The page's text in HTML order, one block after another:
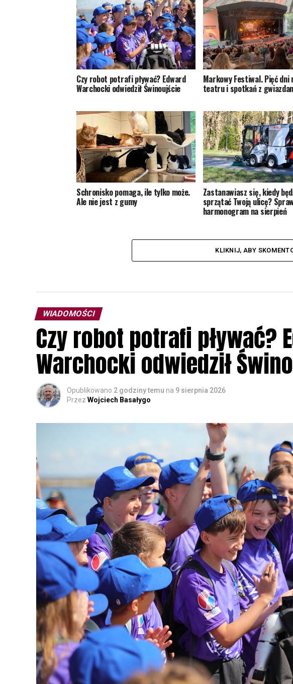
Czy robot potrafi pływać? Edward
Warchocki odwiedził Świnoujście
Markowy Festiwal. Pięć dni
teatru i spotkań z
Schronisko pomaga, ile tylko może.
Ale nie jest z gumy
Zastanawiasz się, kiedy
sprzątać Twoją ulicę?
harmonogram na sierpień
KLIKNIJ, ABY
WIADOMOŚCI
Czy robot potrafi pływać?
Warchocki odwiedził
Opublikowano 2 godziny temu na 9 sierpnia 2026
Przez Wojciech Basałygo